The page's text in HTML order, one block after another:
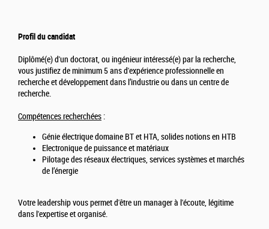
Profil du candidat
Diplômé(e) d'un doctorat, ou ingénieur intéressé(e) par la recherche,
vous justifiez de minimum 5 ans d'expérience professionnelle en
recherche et développement dans l’industrie ou dans un centre de
recherche.
Compétences recherchées :
Génie électrique domaine BT et HTA, solides notions en HTB
Electronique de puissance et matériaux
Pilotage des réseaux électriques, services systèmes et marchés
de l’énergie
Votre leadership vous permet d'être un manager à l'écoute, légitime
dans l'expertise et organisé.